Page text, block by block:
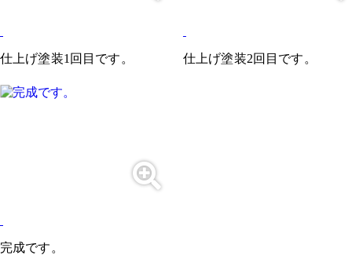
仕上げ塗装1回目です。 仕上げ塗装2回目です。
完成です。